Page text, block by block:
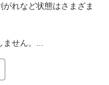
がれなど状態はさまざま
せん。...